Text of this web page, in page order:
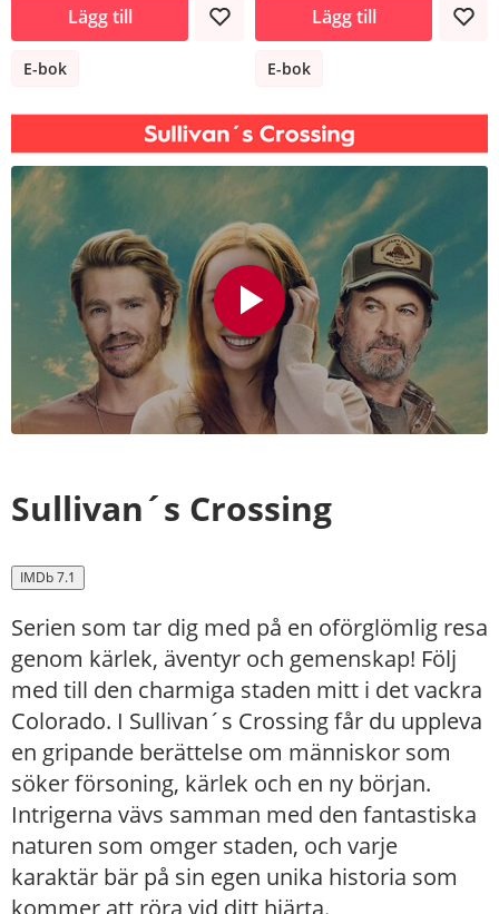
Lägg till
E-bok
Lägg till
E-bok
Sullivan´s Crossing
IMDb 7.1
Serien som tar dig med på en oförglömlig resa
genom kärlek, äventyr och gemenskap! Följ
med till den charmiga staden mitt i det vackra
Colorado. I Sullivan´s Crossing får du uppleva
en gripande berättelse om människor som
söker försoning, kärlek och en ny början.
Intrigerna vävs samman med den fantastiska
naturen som omger staden, och varje
karaktär bär på sin egen unika historia som